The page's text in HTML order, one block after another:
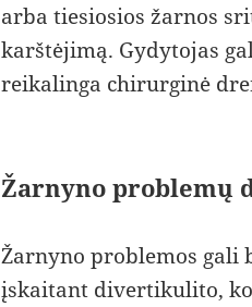
arba tiesiosios žarnos
karštėjimą. Gydytojas
reikalinga chirurginė
Žarnyno problemų
Žarnyno problemos gali
įskaitant divertikulito,